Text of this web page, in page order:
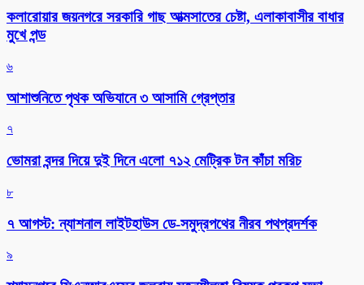
কলারোয়ার জয়নগরে সরকারি গাছ আত্মসাতের চেষ্টা, এলাকাবাসীর বাধার
মুখে পন্ড
৬
আশাশুনিতে পৃথক অভিযানে ৩ আসামি গ্রেপ্তার
৭
ভোমরা বন্দর দিয়ে দুই দিনে এলো ৭১২ মেট্রিক টন কাঁচা মরিচ
৮
৭ আগস্ট: ন্যাশনাল লাইটহাউস ডে-সমুদ্রপথের নীরব পথপ্রদর্শক
৯